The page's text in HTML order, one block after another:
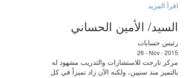
اقرأ المزيد
السيد/ الأمين الحساني
رئيس حسابات
26 - Nov - 2015
مركز تارجت للاستشارات والتدريب مشهود له
بالتميز منذ سنيين، ولكنه الآن زاد تميزاً في كل